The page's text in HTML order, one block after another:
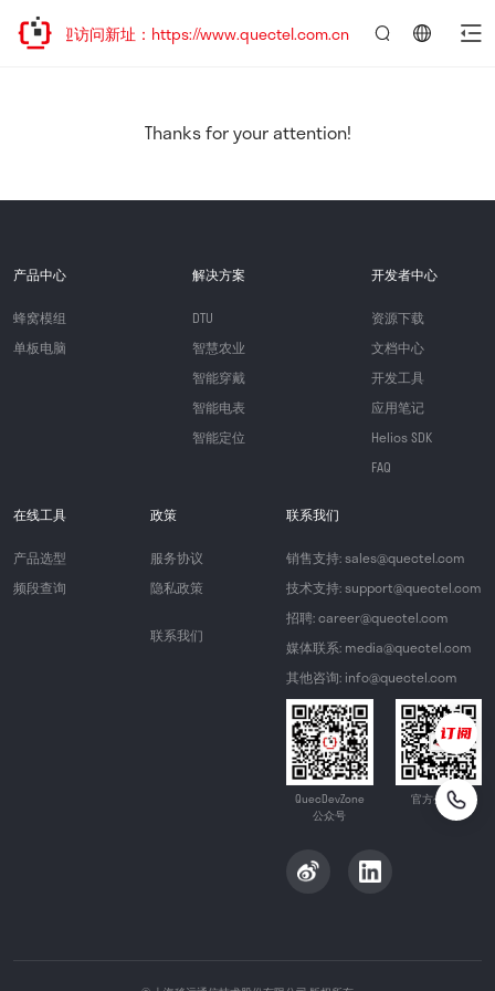
移，欢迎访问新址：https://www.quectel.com.cn
Thanks for your attention!
产品中心
蜂窝模组
单板电脑
解决方案
DTU
智慧农业
智能穿戴
智能电表
智能定位
开发者中心
资源下载
文档中心
开发工具
应用笔记
Helios SDK
FAQ
在线工具
产品选型
频段查询
政策
服务协议
隐私政策
联系我们
联系我们
销售支持: sales@quectel.com
技术支持: support@quectel.com
招聘: career@quectel.com
媒体联系: media@quectel.com
其他咨询: info@quectel.com
QuecDevZone
公众号
官方公众号